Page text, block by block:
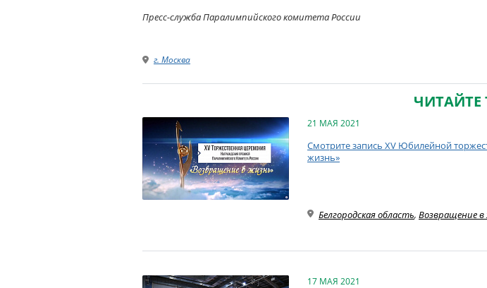
Пресс-служба Паралимпийского комитета России
г. Москва
ЧИТАЙТЕ
21 МАЯ 2021
Смотрите запись XV Юбилейной
жизнь»
Белгородская область, Возвращение
17 МАЯ 2021